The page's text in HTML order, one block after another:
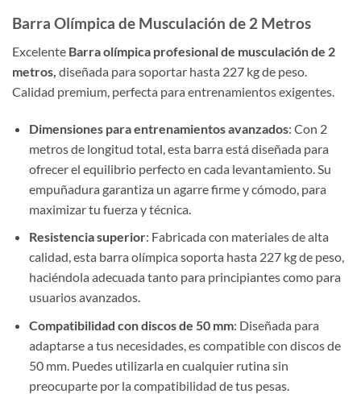
Barra Olímpica de Musculación de 2 Metros
Excelente Barra olímpica profesional de musculación de 2
metros, diseñada para soportar hasta 227 kg de peso.
Calidad premium, perfecta para entrenamientos exigentes.
Dimensiones para entrenamientos avanzados: Con 2
metros de longitud total, esta barra está diseñada para
ofrecer el equilibrio perfecto en cada levantamiento. Su
empuñadura garantiza un agarre firme y cómodo, para
maximizar tu fuerza y técnica.
Resistencia superior: Fabricada con materiales de alta
calidad, esta barra olímpica soporta hasta 227 kg de peso,
haciéndola adecuada tanto para principiantes como para
usuarios avanzados.
Compatibilidad con discos de 50 mm: Diseñada para
adaptarse a tus necesidades, es compatible con discos de
50 mm. Puedes utilizarla en cualquier rutina sin
preocuparte por la compatibilidad de tus pesas.